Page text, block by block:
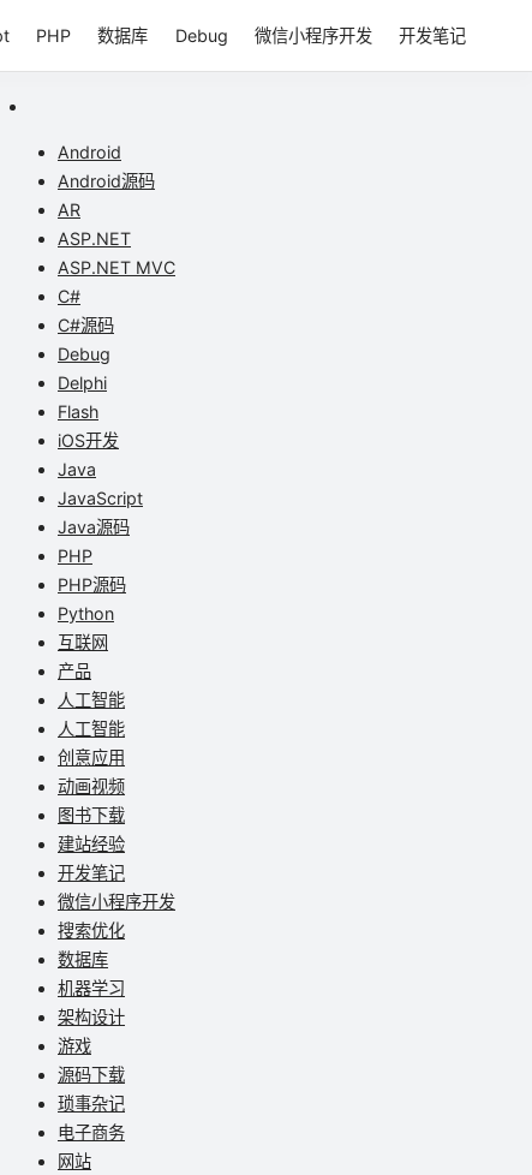
PHP 数据库 Debug 微信小程序开发 开发笔记
Android
Android源码
AR
ASP.NET
ASP.NET MVC
C#
C#源码
Debug
Delphi
Flash
iOS开发
Java
JavaScript
Java源码
PHP
PHP源码
Python
互联网
产品
人工智能
人工智能
创意应用
动画视频
图书下载
建站经验
开发笔记
微信小程序开发
搜索优化
数据库
机器学习
架构设计
游戏
源码下载
琐事杂记
电子商务
网站